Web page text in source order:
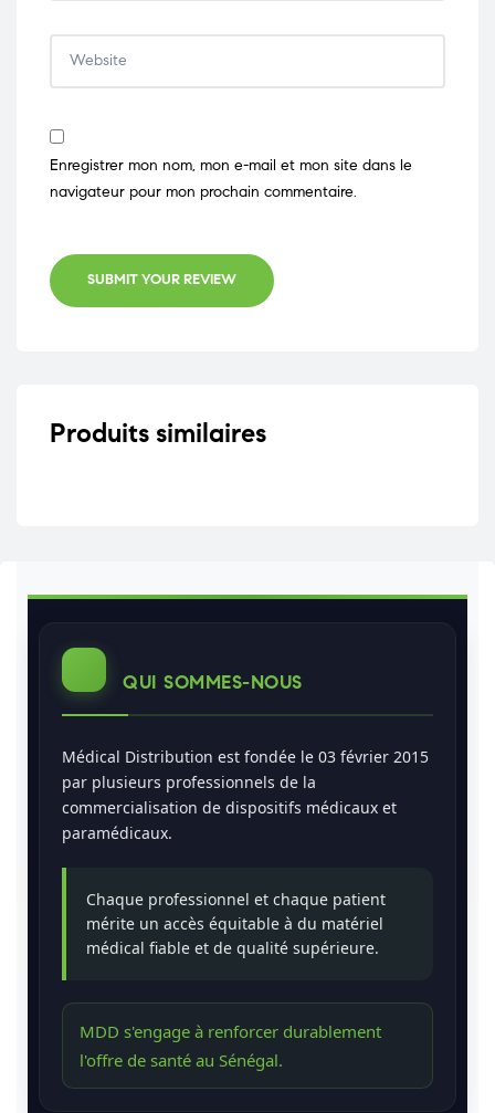
Enregistrer mon nom, mon e-mail et mon site dans le
navigateur pour mon prochain commentaire.
SUBMIT YOUR REVIEW
Produits similaires
QUI SOMMES-NOUS
Médical Distribution est fondée le 03 février 2015
par plusieurs professionnels de la
commercialisation de dispositifs médicaux et
paramédicaux.
Chaque professionnel et chaque patient
mérite un accès équitable à du matériel
médical fiable et de qualité supérieure.
MDD s'engage à renforcer durablement
l'offre de santé au Sénégal.